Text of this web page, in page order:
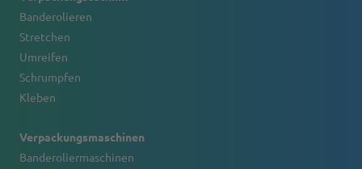
Banderolieren
Stretchen
Umreifen
Schrumpfen
Kleben
Verpackungsmaschinen
Banderoliermaschinen